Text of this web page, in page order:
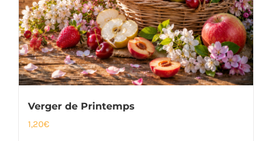
Verger de Printemps
1,20€